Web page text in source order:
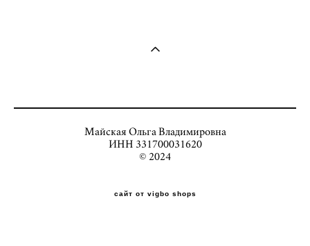
Майская Ольга Владимировна
ИНН 331700031620
© 2024
сайт от vigbo shops